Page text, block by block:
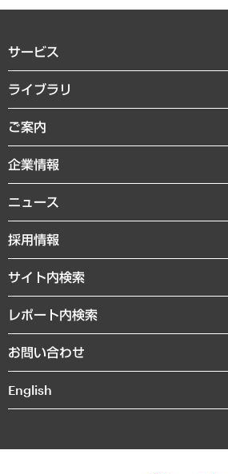
サービス
経営戦略
組織・人事戦略
デジタルイノベーション
共生・ダイバーシティ
GRC（ガバナンス・リスク・コンプライアンス）
経済・産業・雇用・労働
まちづくり・観光・交通・スポーツ・スマートシテ
自然資源・農林水産業・食料システム
ライブラリ
経済調査
レポート
コラム
経営用語集
受託・受注実績（官公庁関連）
メディア掲載・出演
ご案内
セミナー・イベント情報
MUFGビジネスセミナー
受託案件情報
企業情報
私たちの想い
社長メッセージ
会社概要
沿革
組織図・本部部室紹介
インドネシア現地法人
個人情報保護方針
ニュース
ニュースリリース
お知らせ
採用情報
サイト内検索
レポート内検索
お問い合わせ
English